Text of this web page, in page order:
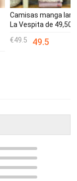
Camisas manga
La Vespita de 49,50€
49.5
49.5